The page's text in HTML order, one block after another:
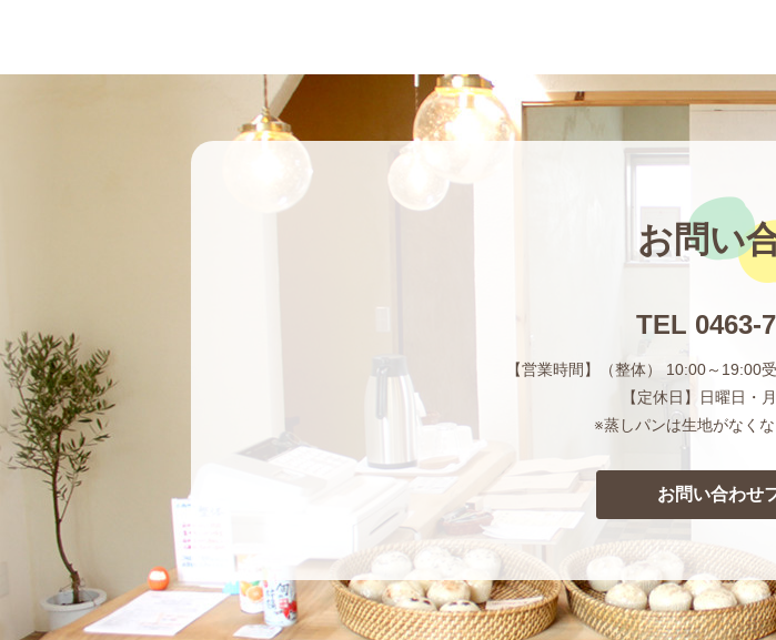
お問い
TEL 0463-
【営業時間】（整体） 10:00～19:00
【定休日】日曜日・
※蒸しパンは生地がなく
お問い合わせ